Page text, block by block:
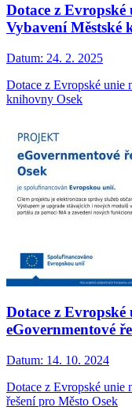
Dotace z
Vybavení Městské
Datum: 24. 2. 2025
Dotace z Evropské unie
knihovny Osek
Dotace z
eGovernmentové
Datum: 14. 10. 2024
Dotace z Evropské unie
řešení pro Město Osek